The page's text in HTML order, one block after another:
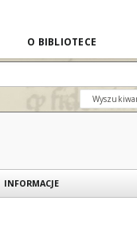
O BIBLIOTECE
INFORMACJE